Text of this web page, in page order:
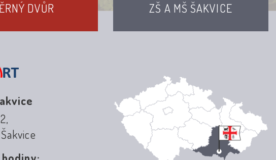
DVŮR ZŠ A MŠ ŠAKVICE